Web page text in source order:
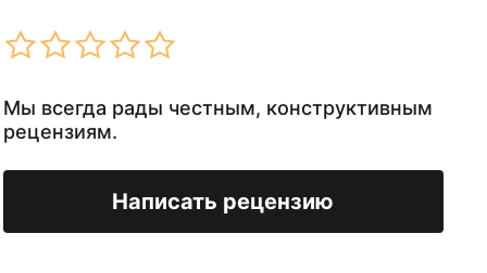
Мы всегда рады честным, конструктивным
рецензиям.
Написать рецензию